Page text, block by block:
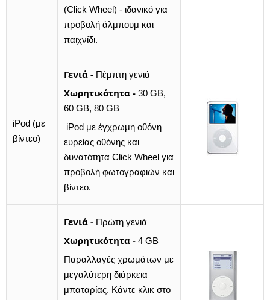
(Click Wheel) - ιδανικό για
προβολή άλμπουμ και
παιχνίδι.
iPod (με
βίντεο)
Γενιά - Πέμπτη γενιά
Χωρητικότητα - 30 GB,
60 GB, 80 GB
iPod με έγχρωμη οθόνη
ευρείας οθόνης και
δυνατότητα Click Wheel για
προβολή φωτογραφιών και
βίντεο.
Γενιά - Πρώτη γενιά
Χωρητικότητα - 4 GB
Παραλλαγές χρωμάτων με
μεγαλύτερη διάρκεια
μπαταρίας. Κάντε κλικ στο